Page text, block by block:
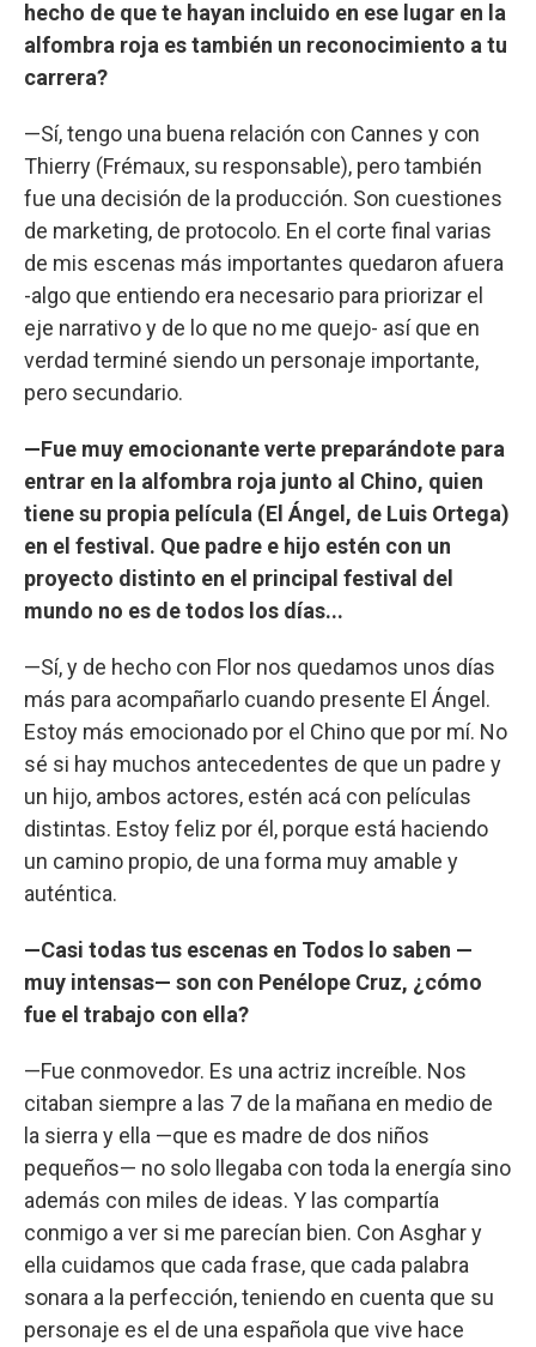
hecho de que te hayan incluido en ese lugar en la
alfombra roja es también un reconocimiento a tu
carrera?
—Sí, tengo una buena relación con Cannes y con
Thierry (Frémaux, su responsable), pero también
fue una decisión de la producción. Son cuestiones
de marketing, de protocolo. En el corte final varias
de mis escenas más importantes quedaron afuera
-algo que entiendo era necesario para priorizar el
eje narrativo y de lo que no me quejo- así que en
verdad terminé siendo un personaje importante,
pero secundario.
—Fue muy emocionante verte preparándote para
entrar en la alfombra roja junto al Chino, quien
tiene su propia película (El Ángel, de Luis Ortega)
en el festival. Que padre e hijo estén con un
proyecto distinto en el principal festival del
mundo no es de todos los días...
—Sí, y de hecho con Flor nos quedamos unos días
más para acompañarlo cuando presente El Ángel.
Estoy más emocionado por el Chino que por mí. No
sé si hay muchos antecedentes de que un padre y
un hijo, ambos actores, estén acá con películas
distintas. Estoy feliz por él, porque está haciendo
un camino propio, de una forma muy amable y
auténtica.
—Casi todas tus escenas en Todos lo saben —
muy intensas— son con Penélope Cruz, ¿cómo
fue el trabajo con ella?
—Fue conmovedor. Es una actriz increíble. Nos
citaban siempre a las 7 de la mañana en medio de
la sierra y ella —que es madre de dos niños
pequeños— no solo llegaba con toda la energía sino
además con miles de ideas. Y las compartía
conmigo a ver si me parecían bien. Con Asghar y
ella cuidamos que cada frase, que cada palabra
sonara a la perfección, teniendo en cuenta que su
personaje es el de una española que vive hace